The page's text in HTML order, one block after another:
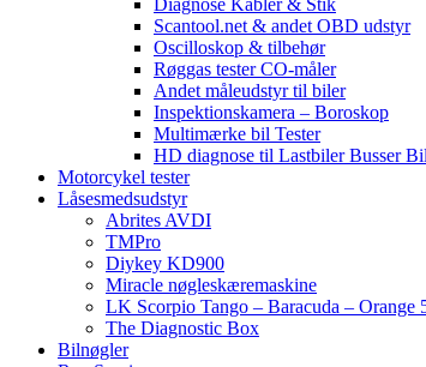
Diagnose Kabler & Stik
Scantool.net & andet OBD udstyr
Oscilloskop & tilbehør
Røggas tester CO-måler
Andet måleudstyr til biler
Inspektionskamera – Boroskop
Multimærke bil Tester
HD diagnose til Lastbiler Busser
Motorcykel tester
Låsesmedsudstyr
Abrites AVDI
TMPro
Diykey KD900
Miracle nøgleskæremaskine
LK Scorpio Tango – Baracuda – Orange
The Diagnostic Box
Bilnøgler